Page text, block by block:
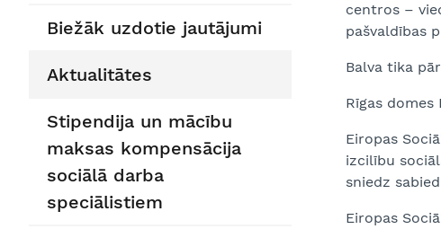
Biežāk uzdotie jautājumi
Aktualitātes
Stipendija un mācību
maksas kompensācija
sociālā darba
speciālistiem
centros –
pašvaldības
Balva tika
Rīgas
Eiropas
izcilību
sniedz
Eiropas